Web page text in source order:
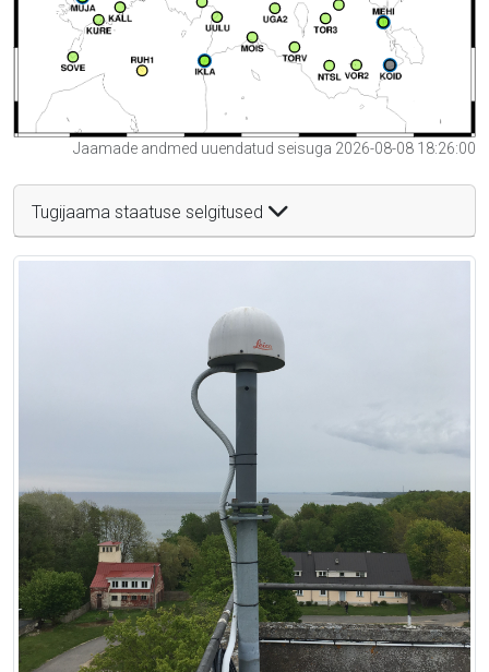
Jaamade andmed uuendatud seisuga 2026-08-08 18:26:00
Tugijaama staatuse selgitused